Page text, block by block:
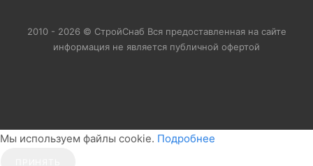
2010 - 2026 © СтройСнаб Вся предоставленная на сайте
информация не является публичной офертой
Мы используем файлы cookie. Подробнее